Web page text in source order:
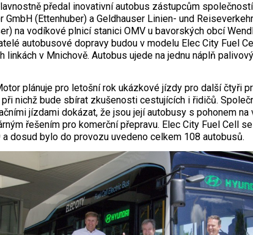
předal inovativní autobus zástupcům
GmbH (Ettenhuber) a Geldhauser Linien- und
na vodíkové plnicí stanici OMV u bavorských obcí
autobusové dopravy budou v modelu Elec City Fuel
linkách v Mnichově. Autobus ujede na jednu náplň
plánuje pro letošní rok ukázkové jízdy pro další čtyři
při nichž bude sbírat zkušenosti cestujících i řidičů.
jízdami dokázat, že jsou její autobusy s pohonem
řešením pro komerční přepravu. Elec City Fuel Cell
a dosud bylo do provozu uvedeno celkem 108 autobusů.